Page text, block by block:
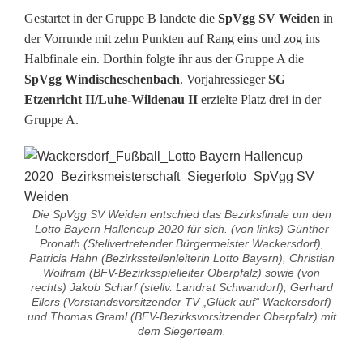
g
S
V
W
i
d
n
s
Gestartet in der Gruppe B landete die SpVgg SV Weiden in
der Vorrunde mit zehn Punkten auf Rang eins und zog ins
Halbfinale ein. Dorthin folgte ihr aus der Gruppe A die
SpVgg Windischeschenbach. VorjahressiegerSG
Etzenricht II/Luhe-Wildenau II erzielte Platz drei in der
Gruppe A.
Die SpVgg SV Weiden entschied das Bezirksfinale um den
Lotto Bayern Hallencup 2020 für sich. (von links) Günther
Pronath (Stellvertretender Bürgermeister Wackersdorf),
Patricia Hahn (Bezirksstellenleiterin Lotto Bayern), Christian
Wolfram (BFV-Bezirksspielleiter Oberpfalz) sowie (von
rechts) Jakob Scharf (stellv. Landrat Schwandorf), Gerhard
Eilers (Vorstandsvorsitzender TV „Glück auf“ Wackersdorf)
und Thomas Graml (BFV-Bezirksvorsitzender Oberpfalz) mit
dem Siegerteam.